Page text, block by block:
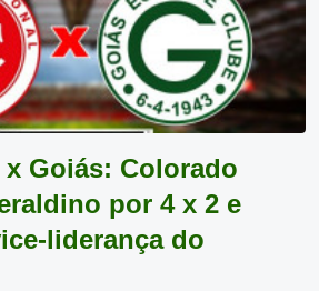
Goiás: Colorado
por 4 x 2 e
liderança do